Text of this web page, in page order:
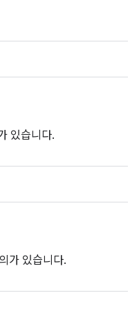
있습니다.
가 있습니다.